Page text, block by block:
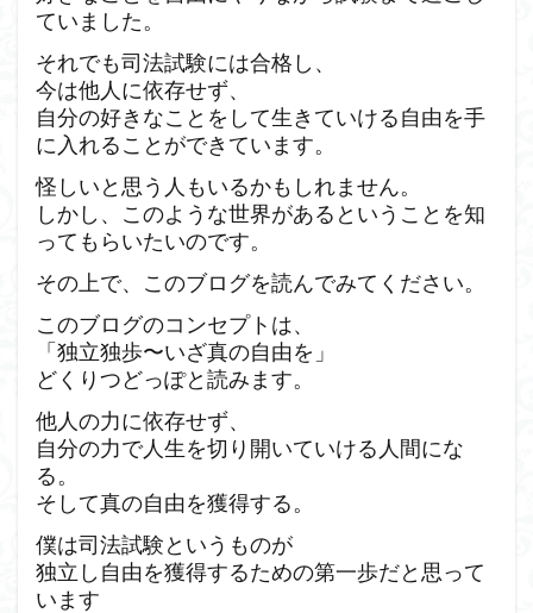
ていました。
それでも司法試験には合格し、
今は他人に依存せず、
自分の好きなことをして生きていける自由を手
に入れることができています。
怪しいと思う人もいるかもしれません。
しかし、このような世界があるということを知
ってもらいたいのです。
その上で、このブログを読んでみてください。
このブログのコンセプトは、
「独立独歩〜いざ真の自由を」
どくりつどっぽと読みます。
他人の力に依存せず、
自分の力で人生を切り開いていける人間にな
る。
そして真の自由を獲得する。
僕は司法試験というものが
独立し自由を獲得するための第一歩だと思って
います